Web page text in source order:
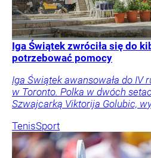
Iga Świątek zwróciła się do
potrzebować pomocy
Iga Świątek awansowała do IV
w Toronto. Polka w dwóch
Szwajcarką Viktorija Golubic,
TenisSport